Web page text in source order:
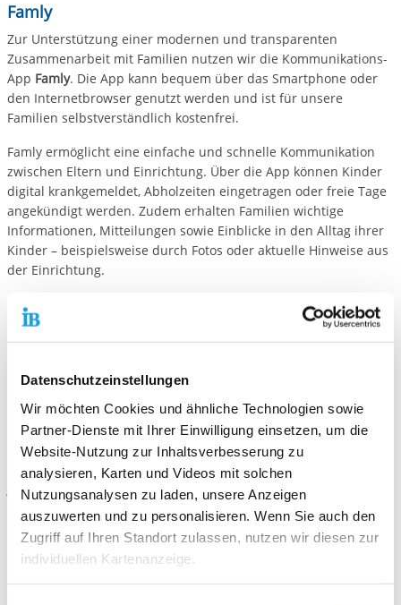
Datenschutzeinstellungen
Wir möchten Cookies und ähnliche Technologien sowie
Partner-Dienste mit Ihrer Einwilligung einsetzen, um die
Website-Nutzung zur Inhaltsverbesserung zu
analysieren, Karten und Videos mit solchen
Nutzungsanalysen zu laden, unsere Anzeigen
auszuwerten und zu personalisieren. Wenn Sie auch den
Zugriff auf Ihren Standort zulassen, nutzen wir diesen zur
individuellen Kartenanzeige.
Famly
Zur Unterstützung einer modernen und transparenten
Zusammenarbeit mit Familien nutzen wir die Kommunikations-
App Famly. Die App kann bequem über das Smartphone oder
den Internetbrowser genutzt werden und ist für unsere
Familien selbstverständlich kostenfrei.
Famly ermöglicht eine einfache und schnelle Kommunikation
zwischen Eltern und Einrichtung. Über die App können Kinder
digital krankgemeldet, Abholzeiten eingetragen oder freie Tage
angekündigt werden. Zudem erhalten Familien wichtige
Informationen, Mitteilungen sowie Einblicke in den Alltag ihrer
Kinder – beispielsweise durch Fotos oder aktuelle Hinweise aus
der Einrichtung.
Selbstverständlich ist die Nutzung DSGVO-konform und
datenschutzsicher.
vertrauensvolle Zusammenarbeit zwischen Familien und
Denn bei uns ist jedes Kind willkommen – genau so, wie es ist.
Wichtige Informationen
Öffnungszeiten:Montag - Freitag
06:00 bis 17:00 Uhr
Zur Schulzeit: